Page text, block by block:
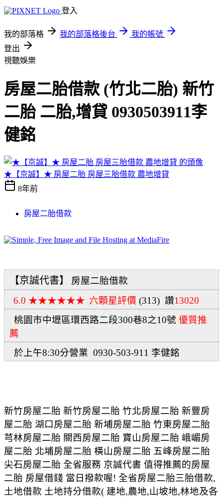
登入
我的部落格 我的部落格後台
我的帳號
登出
視聽娛樂
房屋二胎借款 (竹北二胎) 新竹
二胎 二胎,增貸 0930503911李
健銘
★【京誠】★ 房屋二胎 房屋三胎借款 農地增貸
8年前
房屋二胎借款
【京誠代書】
房屋二胎借款
6.0 ★★★★★★ 六顆星評價 (313) 讚13020
桃園市中壢區環西路二段300巷8之10號 優質推
薦
於上午8:30分營業 0930-503-911 李健銘
新竹房屋二胎 新竹房屋二胎 竹北房屋二胎 新豐房
屋二胎 湖口房屋二胎 新埔房屋二胎 竹東房屋二胎
芎林房屋二胎 關西房屋二胎 寶山房屋二胎 峨嵋房
屋二胎 北埔房屋二胎 橫山房屋二胎 五峰房屋二胎
尖石房屋二胎 全省服務 京誠代書 值得推薦的房屋
二胎 房屋借錢 當日撥款喔! 全省房屋二胎三胎借款,
土地借款 土地持分借款( 建地,農地,山坡地,林地及各